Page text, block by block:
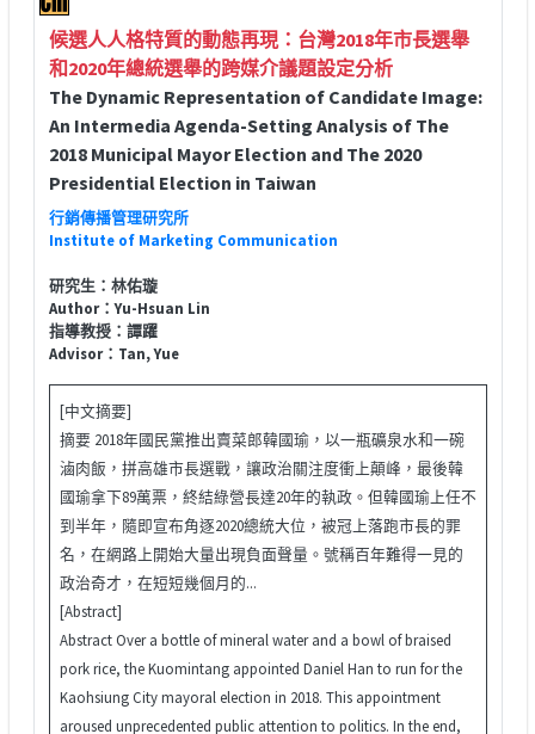
候選人人格特質的動態再現：台灣2018年市長選舉
和2020年總統選舉的跨媒介議題設定分析
The Dynamic Representation of Candidate Image:
An Intermedia Agenda-Setting Analysis of The
2018 Municipal Mayor Election and The 2020
Presidential Election in Taiwan
行銷傳播管理研究所
Institute of Marketing Communication
研究生：林佑璇
Author：Yu-Hsuan Lin
指導教授：譚躍
Advisor：Tan, Yue
[中文摘要]
摘要 2018年國民黨推出賣菜郎韓國瑜，以一瓶礦泉水和一碗
滷肉飯，拼高雄市長選戰，讓政治關注度衝上顛峰，最後韓
國瑜拿下89萬票，終結綠營長達20年的執政。但韓國瑜上任不
到半年，隨即宣布角逐2020總統大位，被冠上落跑市長的罪
名，在網路上開始大量出現負面聲量。號稱百年難得一見的
政治奇才，在短短幾個月的...
[Abstract]
Abstract Over a bottle of mineral water and a bowl of braised
pork rice, the Kuomintang appointed Daniel Han to run for the
Kaohsiung City mayoral election in 2018. This appointment
aroused unprecedented public attention to politics. In the end,